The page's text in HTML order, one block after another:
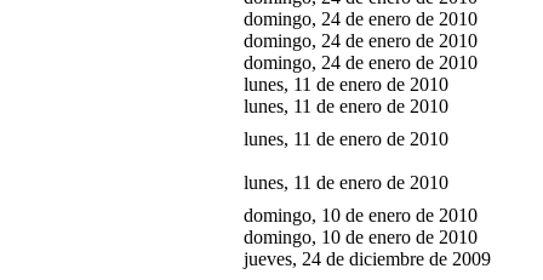
domingo, 24 de enero de 2010
domingo, 24 de enero de 2010
domingo, 24 de enero de 2010
lunes, 11 de enero de 2010
lunes, 11 de enero de 2010
lunes, 11 de enero de 2010
lunes, 11 de enero de 2010
domingo, 10 de enero de 2010
domingo, 10 de enero de 2010
jueves, 24 de diciembre de 2009